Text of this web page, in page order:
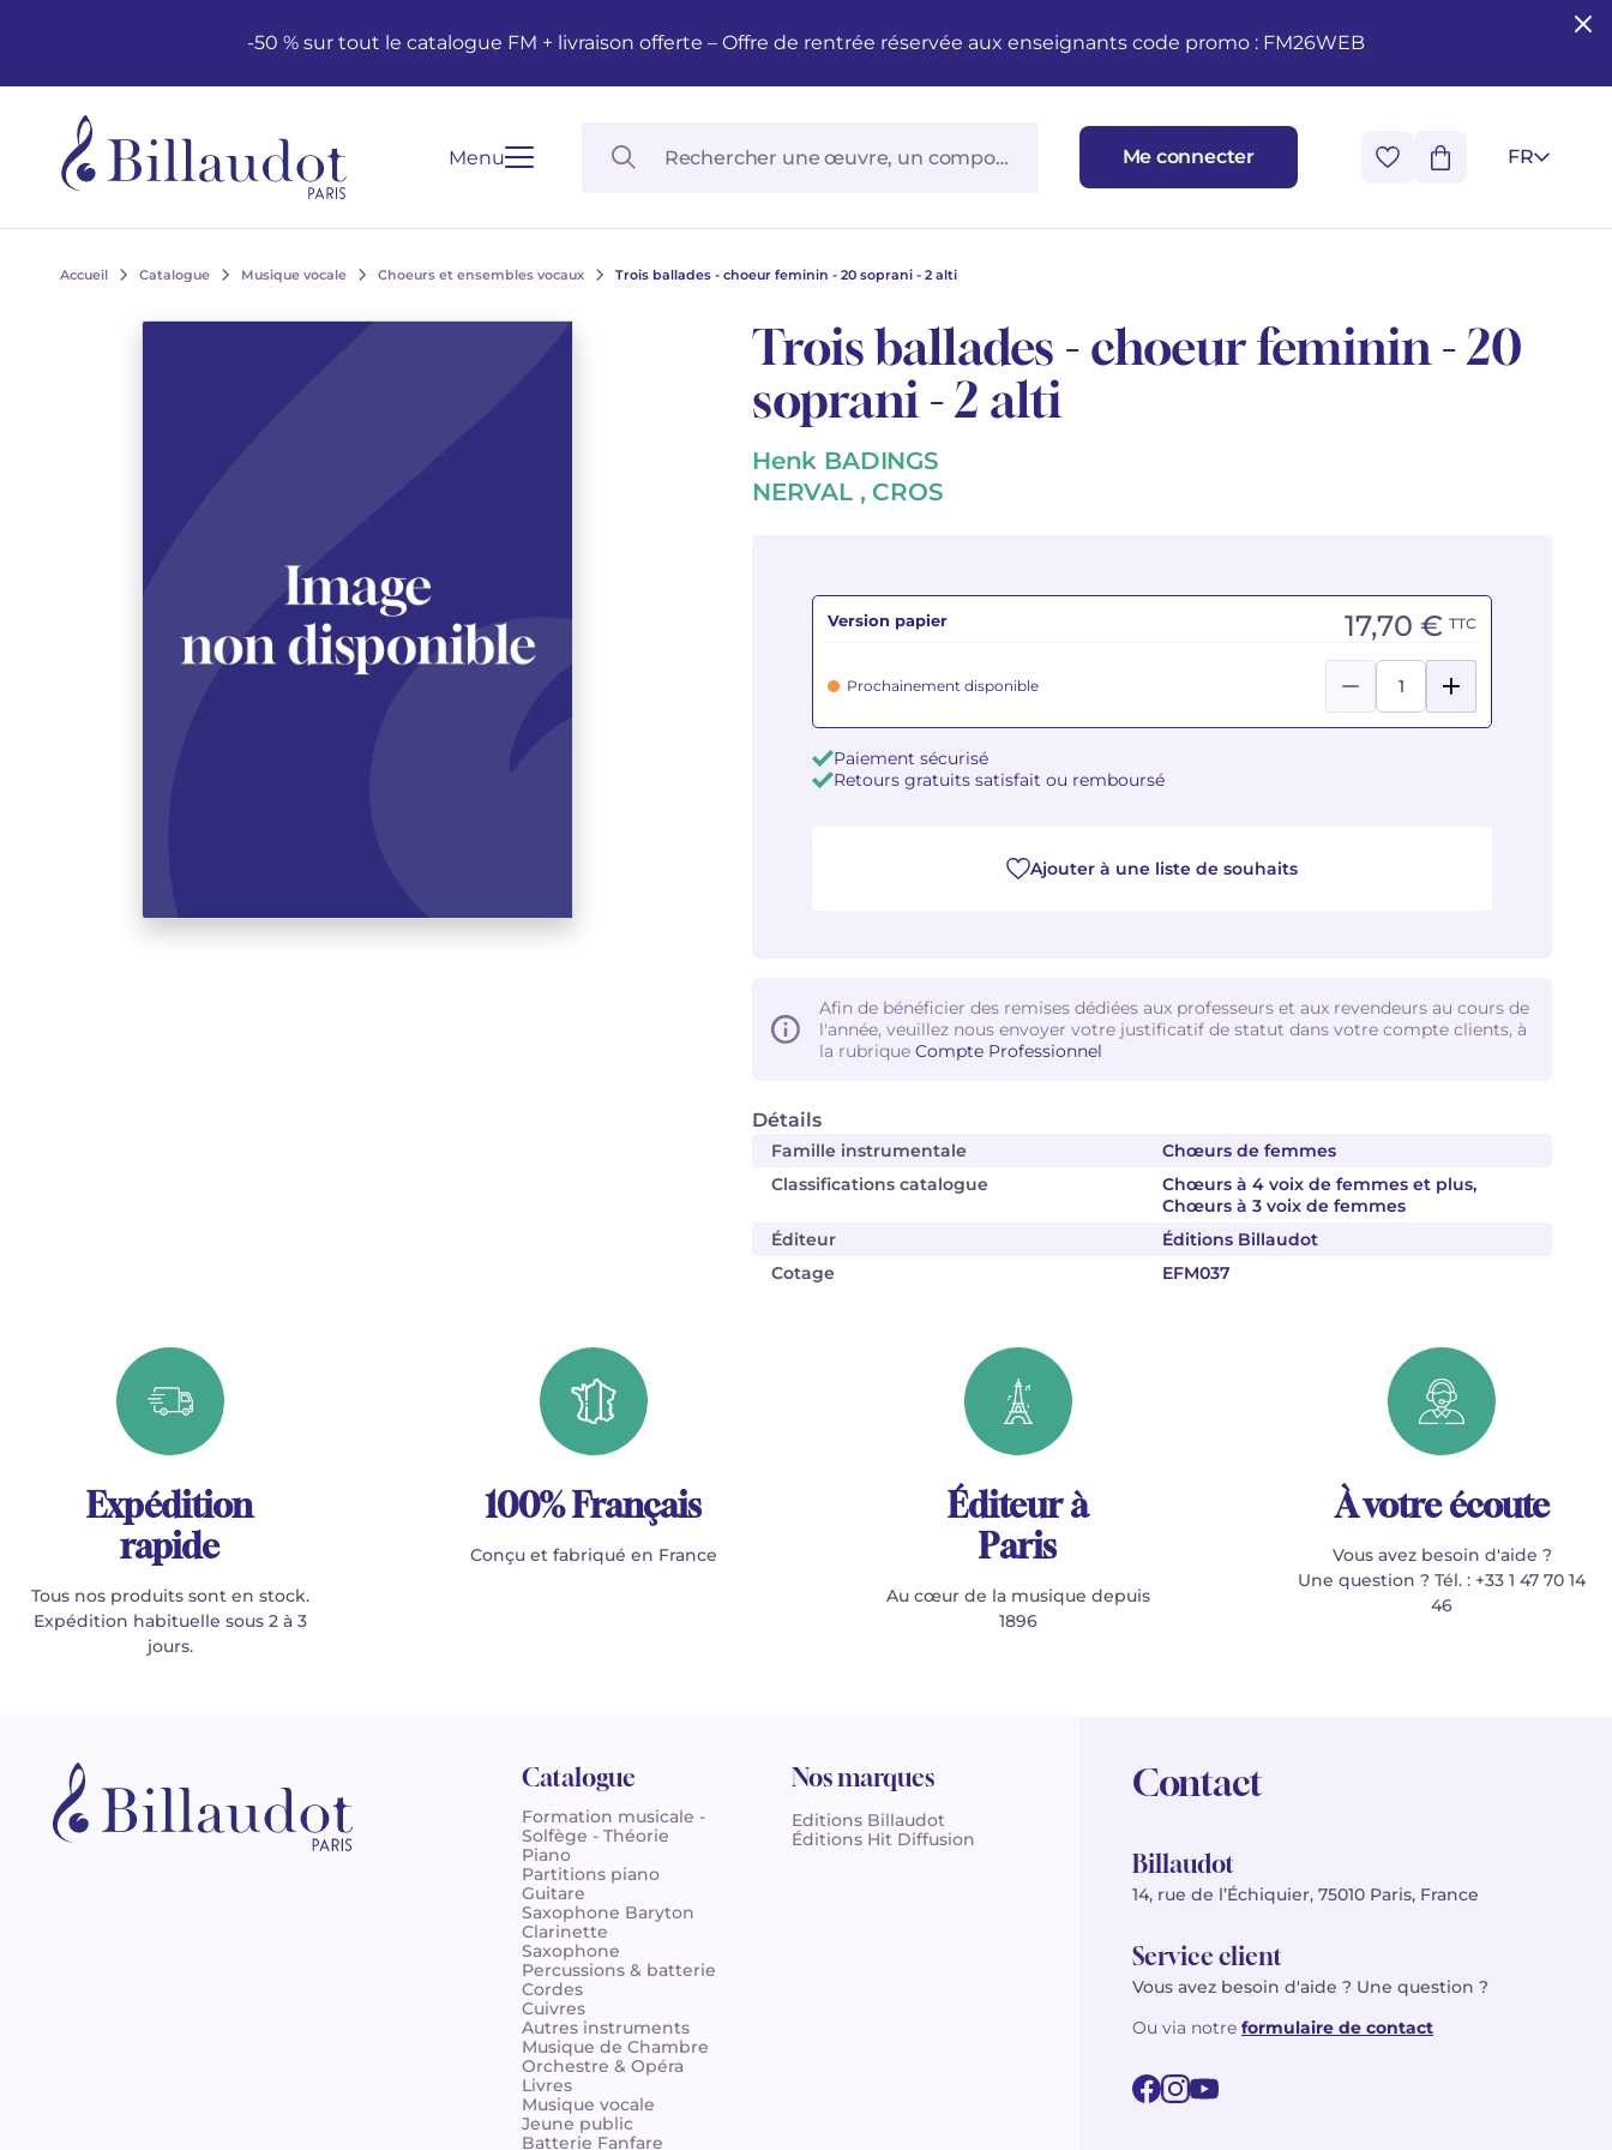
-50 % sur tout le catalogue FM + livraison offerte – Offre de rentrée réservée aux enseignants code promo : FM26WEB
Menu Me connecter FR
Accueil Catalogue Musique vocale Choeurs et ensembles vocaux Trois ballades - choeur feminin - 20 soprani - 2 alti
Trois ballades - choeur feminin - 20
soprani - 2 alti
Henk BADINGS
NERVAL , CROS
Détails
Famille instrumentale
Chœurs de femmes
Classifications catalogue
Chœurs à 4 voix de femmes et plus,
Chœurs à 3 voix de femmes
Éditeur
Éditions Billaudot
Cotage
EFM037
Version papier 17,70 € TTC
Prochainement disponible
Paiement sécurisé
Retours gratuits satisfait ou remboursé
Ajouter à une liste de souhaits
Afin de bénéficier des remises dédiées aux professeurs et aux revendeurs au cours de
l'année, veuillez nous envoyer votre justificatif de statut dans votre compte clients, à
la rubrique Compte Professionnel
Expédition
rapide
Tous nos produits sont en stock.
Expédition habituelle sous 2 à 3
jours.
100% Français
Conçu et fabriqué en France
Éditeur à
Paris
Au cœur de la musique depuis
1896
À votre écoute
Vous avez besoin d'aide ?
Une question ? Tél. : +33 1 47 70 14
46
Catalogue
Formation musicale -
Solfège - Théorie
Piano
Partitions piano
Guitare
Saxophone Baryton
Clarinette
Saxophone
Percussions & batterie
Cordes
Cuivres
Autres instruments
Musique de Chambre
Orchestre & Opéra
Livres
Musique vocale
Jeune public
Batterie Fanfare
Nos marques
Editions Billaudot
Éditions Hit Diffusion
Contact
Billaudot
14, rue de l’Échiquier, 75010 Paris, France
Service client
Vous avez besoin d'aide ? Une question ?
Ou via notre formulaire de contact